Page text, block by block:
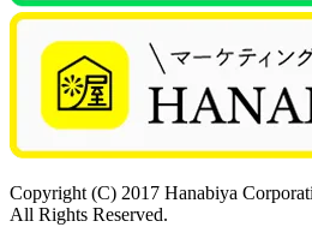
Copyright (C) 2017 Hanabiya
All Rights Reserved.